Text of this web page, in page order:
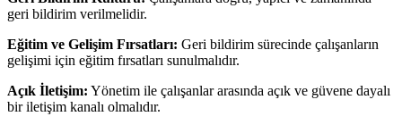
geri bildirim verilmelidir.
Eğitim ve Gelişim Fırsatları: Geri bildirim sürecinde çalışanların
gelişimi için eğitim fırsatları sunulmalıdır.
Açık İletişim: Yönetim ile çalışanlar arasında açık ve güvene dayalı
bir iletişim kanalı olmalıdır.